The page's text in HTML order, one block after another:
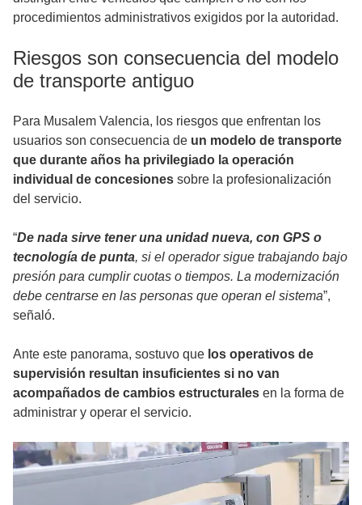
procedimientos administrativos exigidos por la autoridad.
Riesgos son consecuencia del modelo
de transporte antiguo
Para Musalem Valencia, los riesgos que enfrentan los
usuarios son consecuencia de un modelo de transporte
que durante años ha privilegiado la operación
individual de concesiones sobre la profesionalización
del servicio.
“De nada sirve tener una unidad nueva, con GPS o
tecnología de punta, si el operador sigue trabajando bajo
presión para cumplir cuotas o tiempos. La modernización
debe centrarse en las personas que operan el sistema”,
señaló.
Ante este panorama, sostuvo que los operativos de
supervisión resultan insuficientes si no van
acompañados de cambios estructurales en la forma de
administrar y operar el servicio.